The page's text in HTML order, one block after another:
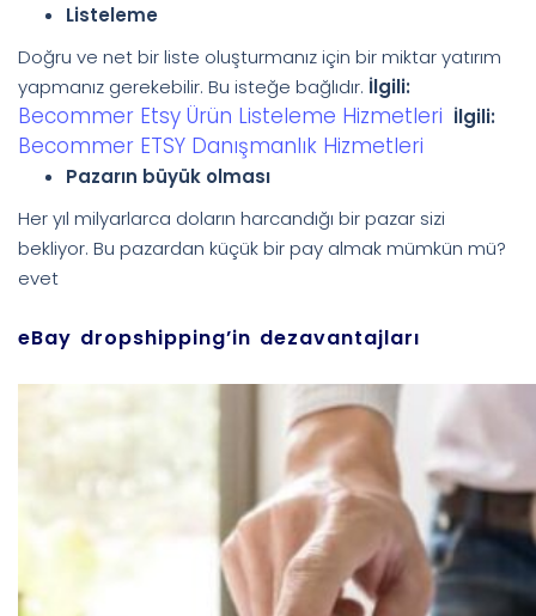
Listeleme
Doğru ve net bir liste oluşturmanız için bir miktar yatırım
yapmanız gerekebilir. Bu isteğe bağlıdır. İlgili:
Becommer Etsy Ürün Listeleme Hizmetleri İlgili:
Becommer ETSY Danışmanlık Hizmetleri
Pazarın büyük olması
Her yıl milyarlarca doların harcandığı bir pazar sizi
bekliyor. Bu pazardan küçük bir pay almak mümkün mü?
evet
eBay dropshipping’in dezavantajları